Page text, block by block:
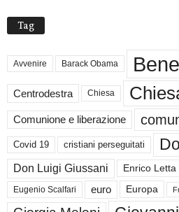
Tag
Avvenire Barack Obama
Centrodestra Chiesa
Comunione e liberazione
Covid 19 cristiani perseguitati
Don Luigi Giussani Enrico Letta
Eugenio Scalfari euro Europa